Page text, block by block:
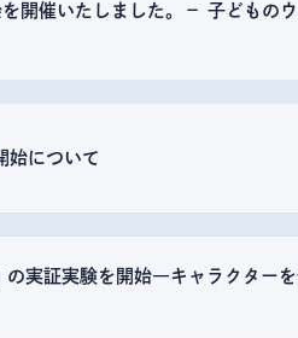
開催いたしました。－ 子どもの
始について
実証実験を開始―キャラクターを